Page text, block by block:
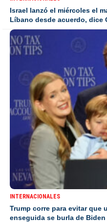
Israel lanzó el miércoles el
Líbano desde acuerdo, dice
INTERNACIONALES
Trump corre para evitar que
enseguida se burla de Biden